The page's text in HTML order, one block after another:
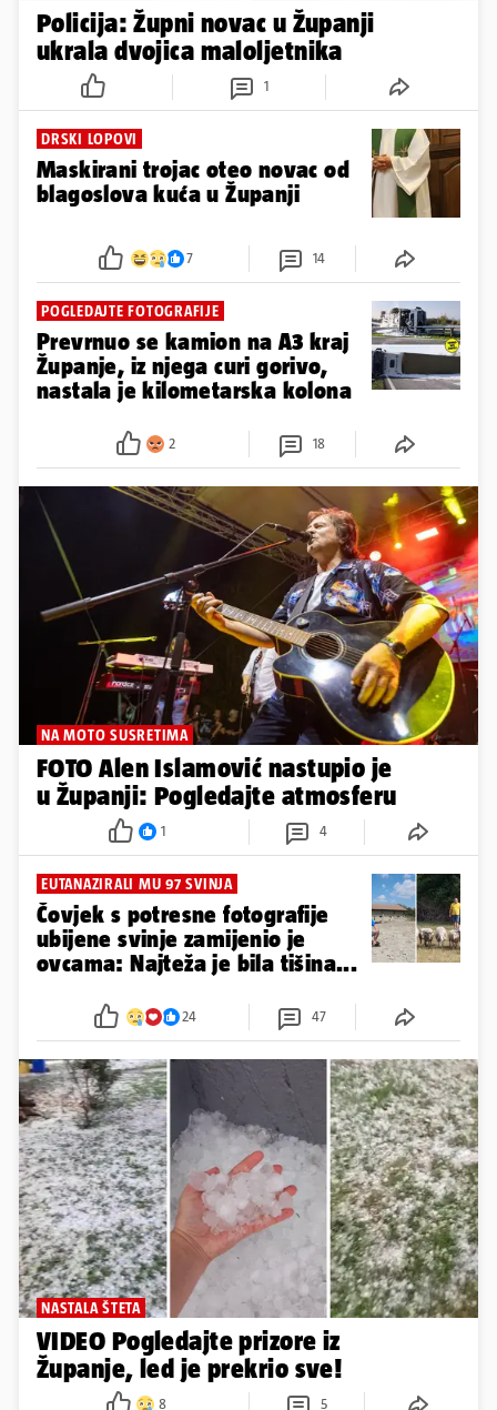
Policija: Župni novac u Županji
ukrala dvojica maloljetnika
1
DRSKI LOPOVI
Maskirani trojac oteo novac od
blagoslova kuća u Županji
7 14
POGLEDAJTE FOTOGRAFIJE
Prevrnuo se kamion na A3 kraj
Županje, iz njega curi gorivo,
nastala je kilometarska kolona
2 18
NA MOTO SUSRETIMA
FOTO Alen Islamović nastupio je
u Županji: Pogledajte atmosferu
1 4
EUTANAZIRALI MU 97 SVINJA
Čovjek s potresne fotografije
ubijene svinje zamijenio je
ovcama: Najteža je bila tišina...
24 47
NASTALA ŠTETA
VIDEO Pogledajte prizore iz
Županje, led je prekrio sve!
8 5